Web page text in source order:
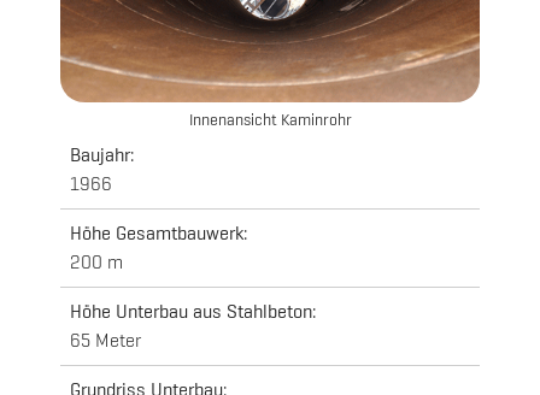
Innenansicht Kaminrohr
Baujahr:
1966
Höhe Gesamtbauwerk:
200 m
Höhe Unterbau aus Stahlbeton:
65 Meter
Grundriss Unterbau: